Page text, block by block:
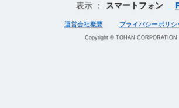
表示 ： スマートフォン
運営会社概要 プライバシーポリシ
Copyright © TOHAN CORPORATION